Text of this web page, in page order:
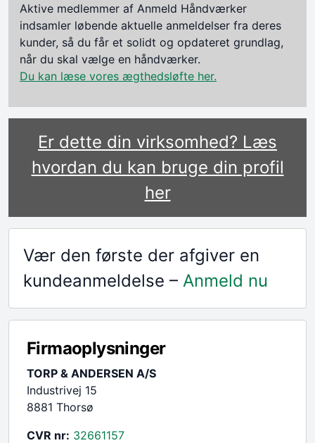
Aktive medlemmer af Anmeld Håndværker
indsamler løbende aktuelle anmeldelser fra deres
kunder, så du får et solidt og opdateret grundlag,
når du skal vælge en håndværker.
Du kan læse vores ægthedsløfte her.
Er dette din virksomhed? Læs
hvordan du kan bruge din profil
her
Vær den første der afgiver en
kundeanmeldelse – Anmeld nu
Firmaoplysninger
TORP & ANDERSEN A/S
Industrivej 15
8881 Thorsø
CVR nr: 32661157